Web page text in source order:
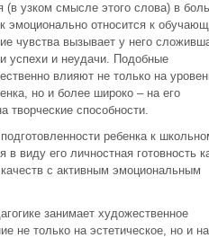
(в узком смысле этого слова) в
эмоционально относится к
чувства вызывает у него
успехи и неудачи. Подобные
влияют не только на
но и более широко – на его
творческие способности.
ребенка к
виду его личностная готовность
с активным эмоциональным
занимает художественное
не только на эстетическое, но и на